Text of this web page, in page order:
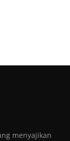
menyajikan